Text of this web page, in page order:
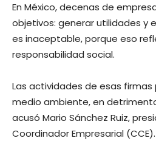
En México, decenas de
objetivos: generar utilidades y
es inaceptable, porque eso
responsabilidad social.
Las actividades de esas
medio ambiente, en
acusó Mario Sánchez Ruiz,
Coordinador Empresarial (CCE).